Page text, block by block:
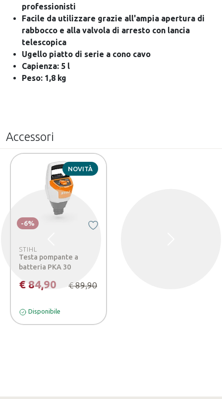
professionisti
Facile da utilizzare grazie all'ampia apertura di
rabbocco e alla valvola di arresto con lancia
telescopica
Ugello piatto di serie a cono cavo
Capienza: 5 l
Peso: 1,8 kg
Accessori
NOVITÀ
STIHL
Testa pompante a
batteria PKA 30
€ 84,90 € 89,90
-6%
Disponibile